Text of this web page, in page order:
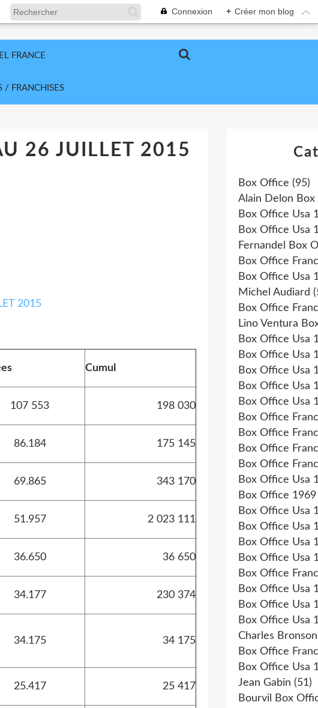
Connexion + Créer mon blog
FRANCE
/ FRANCHISES
26 JUILLET 2015
Cumul
107 553 198 030
86.184 175 145
69.865 343 170
51.957 2 023 111
36.650 36 650
34.177 230 374
34.175 34 175
25.417 25 417
Box Office (95)
Alain Delon
Box Office Usa
Box Office Usa
Fernandel Box
Box Office
Box Office Usa
Michel Audiard
Box Office
Lino Ventura
Box Office Usa
Box Office Usa
Box Office Usa
Box Office Usa
Box Office Usa
Box Office
Box Office
Box Office
Box Office
Box Office Usa
Box Office 1969
Box Office Usa
Box Office Usa
Box Office Usa
Box Office Usa
Box Office
Box Office Usa
Box Office Usa
Box Office Usa
Charles
Box Office
Box Office Usa
Jean Gabin (51)
Bourvil Box